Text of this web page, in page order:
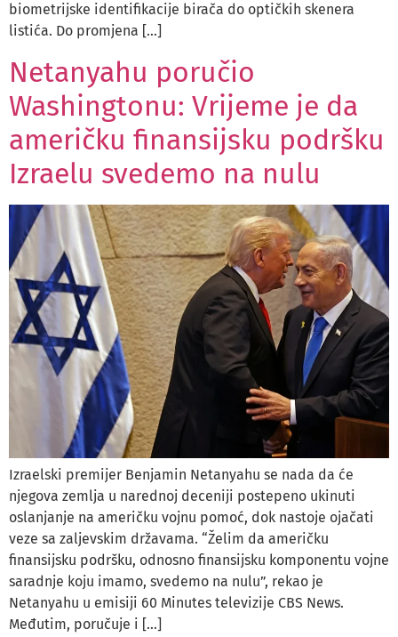
biometrijske identifikacije birača do optičkih skenera
listića. Do promjena […]
Netanyahu poručio
Washingtonu: Vrijeme je da
američku finansijsku podršku
Izraelu svedemo na nulu
Izraelski premijer Benjamin Netanyahu se nada da će
njegova zemlja u narednoj deceniji postepeno ukinuti
oslanjanje na američku vojnu pomoć, dok nastoje ojačati
veze sa zaljevskim državama. “Želim da američku
finansijsku podršku, odnosno finansijsku komponentu vojne
saradnje koju imamo, svedemo na nulu”, rekao je
Netanyahu u emisiji 60 Minutes televizije CBS News.
Međutim, poručuje i […]